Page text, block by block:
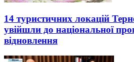
14 туристичних локацій
увійшли до національної
відновлення